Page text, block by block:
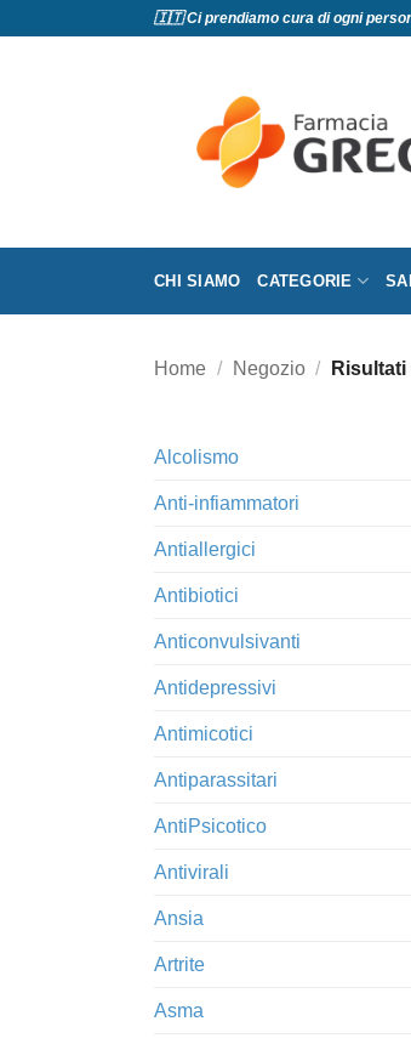
🇮🇹 Ci prendiamo cura di ogni
CHI SIAMO CATEGORIE
Home / Negozio /
Alcolismo
Anti-infiammatori
Antiallergici
Antibiotici
Anticonvulsivanti
Antidepressivi
Antimicotici
Antiparassitari
AntiPsicotico
Antivirali
Ansia
Artrite
Asma